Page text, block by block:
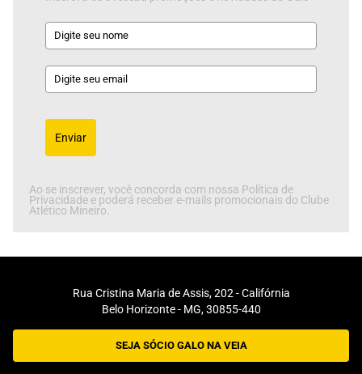
Enviar
Ao se inscrever, você concorda com nossa Política de
Privacidade e poderá receber e-mails promocionais do Clube
Atlético Mineiro.
Rua Cristina Maria de Assis, 202 - Califórnia
Belo Horizonte - MG, 30855-440
SEJA SÓCIO GALO NA VEIA